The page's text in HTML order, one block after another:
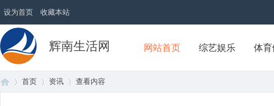
设为首页 收藏本站
辉南生活网 网站首页 综艺娱乐 体
首页 资讯 查看内容